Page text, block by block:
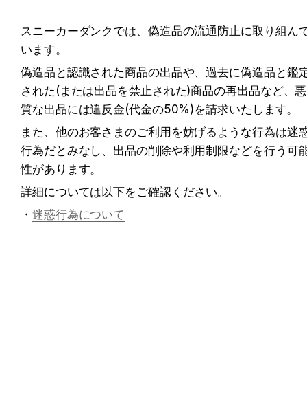
スニーカーダンクでは、偽造品の流通防止に取り組ん
います。
偽造品と認識された商品の出品や、過去に偽造品と鑑
された(または出品を禁止された)商品の再出品など、悪
質な出品には違反金(代金の50%)を請求いたします。
また、他のお客さまのご利用を妨げるような行為は迷
行為だとみなし、出品の削除や利用制限などを行う可
性があります。
詳細については以下をご確認ください。
・ 迷惑行為について